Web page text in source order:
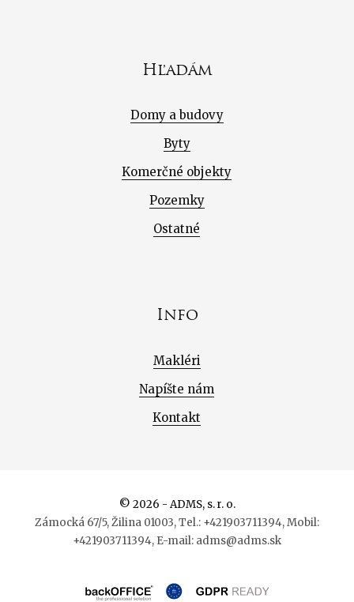
Hľadám
Domy a budovy
Byty
Komerčné objekty
Pozemky
Ostatné
Info
Makléri
Napíšte nám
Kontakt
© 2026 - ADMS, s. r. o.
Zámocká 67/5, Žilina 01003, Tel.: +421903711394, Mobil:
+421903711394, E-mail: adms@adms.sk